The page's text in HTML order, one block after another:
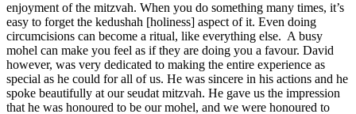
enjoyment of the mitzvah. When you do something many times, it’s
easy to forget the kedushah [holiness] aspect of it. Even doing
circumcisions can become a ritual, like everything else. A busy
mohel can make you feel as if they are doing you a favour. David
however, was very dedicated to making the entire experience as
special as he could for all of us. He was sincere in his actions and he
spoke beautifully at our seudat mitzvah. He gave us the impression
that he was honoured to be our mohel, and we were honoured to